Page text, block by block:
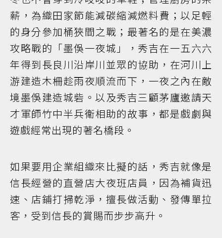
薪，為織田家節能減碳縮減燃料費；以足輕
的身分參加桶狹間之戰；最著名的是在美濃
攻略戰的「墨俁一夜城」，秀吉在一五六六
年得到長良川沿岸川並眾的協助，在河川上
游建造木柵趁雨夜順流而下，一夜之內在敵
境墨俁建造城砦。以及秀吉三顧茅廬邀請天
才軍師竹中半兵衛相助的故事，都是戲劇與
遊戲經常出現的著名橋段。
如果要用企業組織來比擬的話，秀吉就像是
信長經營的直營店大夜班店員，因為補貨迅
速、店鋪打掃乾淨，擅長做活動、發傳單拉
客，受到信長的賞賜而步步高升。